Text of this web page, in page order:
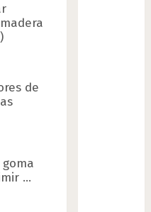
de
…